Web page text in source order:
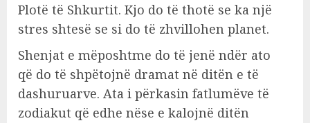
Plotë të Shkurtit. Kjo do të thotë se ka një
stres shtesë se si do të zhvillohen planet.
Shenjat e mëposhtme do të jenë ndër ato
që do të shpëtojnë dramat në ditën e të
dashuruarve. Ata i përkasin fatlumëve të
zodiakut që edhe nëse e kalojnë ditën